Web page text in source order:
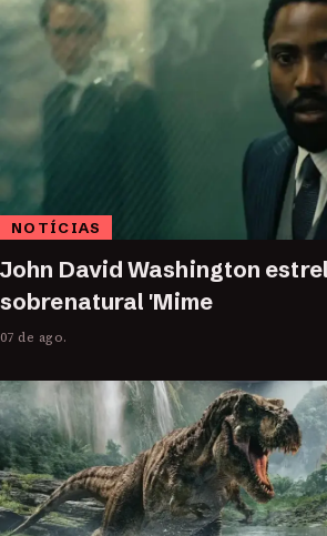
NOTÍCIAS
John David Washington
sobrenatural 'Mime
07 de ago.